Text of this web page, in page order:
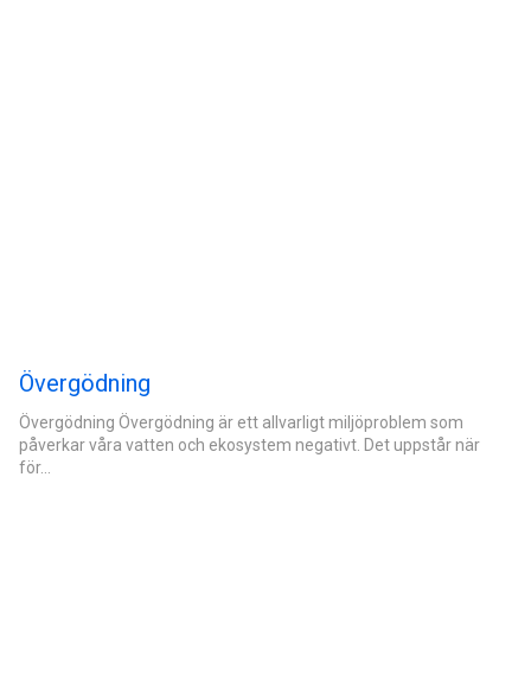
Övergödning
Övergödning Övergödning är ett allvarligt miljöproblem som
påverkar våra vatten och ekosystem negativt. Det uppstår när
för…